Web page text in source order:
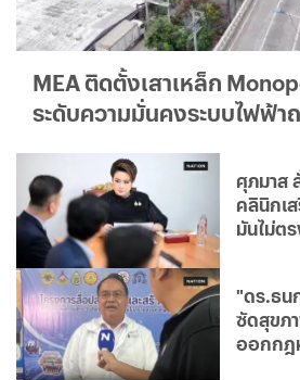
MEA ติดตั้งเสาเหล็ก
ระดับความมั่นคงระบบไฟฟ้
ศุภมาส
คลินิกเ
มันไม่ต
"ดร.ธน
ซัดสุขภ
ออกกฎ